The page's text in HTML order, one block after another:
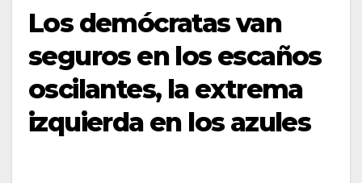
Los demócratas van
seguros en los escaños
oscilantes, la extrema
izquierda en los azules